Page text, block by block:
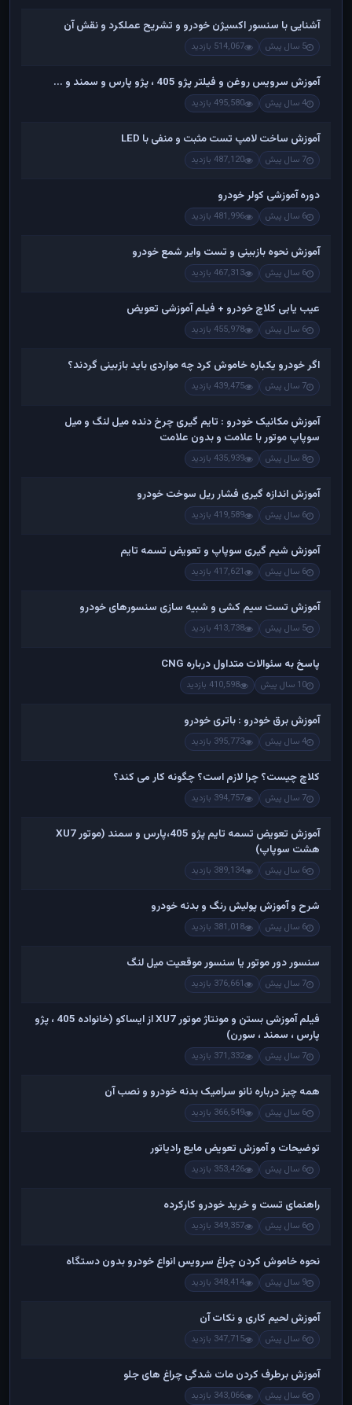
آشنایی با سنسور اکسیژن خودرو و تشریح عملکرد و نقش آن
5 سال پیش 514,067 بازدید
آموزش سرویس روغن و فیلتر پژو 405 ، پژو پارس و سمند و ...
4 سال پیش 495,580 بازدید
آموزش ساخت لامپ تست مثبت و منفی با LED
7 سال پیش 487,120 بازدید
دوره آموزشی کولر خودرو
6 سال پیش 481,996 بازدید
آموزش نحوه بازبینی و تست وایر شمع خودرو
6 سال پیش 467,313 بازدید
عیب یابی کلاچ خودرو + فیلم آموزشی تعویض
6 سال پیش 455,978 بازدید
اگر خودرو یکباره خاموش کرد چه مواردی باید بازبینی گردند؟
7 سال پیش 439,475 بازدید
آموزش مکانیک خودرو : تایم گیری چرخ دنده میل لنگ و میل
سوپاپ موتور با علامت و بدون علامت
8 سال پیش 435,939 بازدید
آموزش اندازه گیری فشار ریل سوخت خودرو
6 سال پیش 419,589 بازدید
آموزش شیم گیری سوپاپ و تعویض تسمه تایم
6 سال پیش 417,621 بازدید
آموزش تست سیم کشی و شبیه سازی سنسورهای خودرو
5 سال پیش 413,738 بازدید
پاسخ به سئوالات متداول درباره CNG
10 سال پیش 410,598 بازدید
آموزش برق خودرو : باتری خودرو
4 سال پیش 395,773 بازدید
کلاچ چیست؟ چرا لازم است؟ چگونه کار می کند؟
7 سال پیش 394,757 بازدید
آموزش تعویض تسمه تایم پژو 405،پارس و سمند (موتور XU7
هشت سوپاپ)
6 سال پیش 389,134 بازدید
شرح و آموزش پولیش رنگ و بدنه خودرو
6 سال پیش 381,018 بازدید
سنسور دور موتور یا سنسور موقعیت میل لنگ
7 سال پیش 376,661 بازدید
فیلم آموزشی بستن و مونتاژ موتور XU7 از ایساکو (خانواده 405 ، پژو
پارس ، سمند ، سورن)
7 سال پیش 371,332 بازدید
همه چیز درباره نانو سرامیک بدنه خودرو و نصب آن
6 سال پیش 366,549 بازدید
توضیحات و آموزش تعویض مایع رادیاتور
6 سال پیش 353,426 بازدید
راهنمای تست و خريد خودرو کارکرده
6 سال پیش 349,357 بازدید
نحوه خاموش کردن چراغ سرویس انواع خودرو بدون دستگاه
9 سال پیش 348,414 بازدید
آموزش لحیم کاری و نکات آن
6 سال پیش 347,715 بازدید
آموزش برطرف کردن مات شدگی چراغ های جلو
6 سال پیش 343,066 بازدید